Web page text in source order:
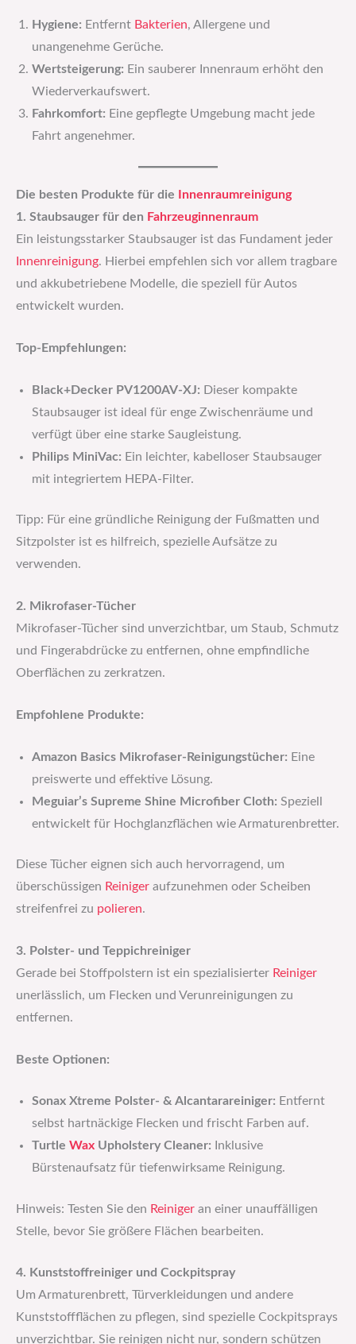
Hygiene: Entfernt Bakterien, Allergene und
unangenehme Gerüche.
Wertsteigerung: Ein sauberer Innenraum erhöht den
Wiederverkaufswert.
Fahrkomfort: Eine gepflegte Umgebung macht jede
Fahrt angenehmer.
Die besten Produkte für die
Innenraumreinigung
1. Staubsauger für den Fahrzeuginnenraum
Ein leistungsstarker Staubsauger ist das Fundament jeder
Innenreinigung. Hierbei empfehlen sich vor allem tragbare
und akkubetriebene Modelle, die speziell für Autos
entwickelt wurden.
Top-Empfehlungen:
Black+Decker PV1200AV-XJ: Dieser kompakte
Staubsauger ist ideal für enge Zwischenräume und
verfügt über eine starke Saugleistung.
Philips MiniVac: Ein leichter, kabelloser Staubsauger
mit integriertem HEPA-Filter.
Tipp: Für eine gründliche Reinigung der Fußmatten und
Sitzpolster ist es hilfreich, spezielle Aufsätze zu
verwenden.
2. Mikrofaser-Tücher
Mikrofaser-Tücher sind unverzichtbar, um Staub, Schmutz
und Fingerabdrücke zu entfernen, ohne empfindliche
Oberflächen zu zerkratzen.
Empfohlene Produkte:
Amazon Basics Mikrofaser-Reinigungstücher: Eine
preiswerte und effektive Lösung.
Meguiar’s Supreme Shine Microfiber Cloth: Speziell
entwickelt für Hochglanzflächen wie Armaturenbretter.
Diese Tücher eignen sich auch hervorragend, um
überschüssigen Reiniger aufzunehmen oder Scheiben
streifenfrei zu polieren.
3. Polster- und Teppichreiniger
Gerade bei Stoffpolstern ist ein spezialisierter Reiniger
unerlässlich, um Flecken und Verunreinigungen zu
entfernen.
Beste Optionen:
Sonax Xtreme Polster- & Alcantarareiniger: Entfernt
selbst hartnäckige Flecken und frischt Farben auf.
Turtle Wax Upholstery Cleaner: Inklusive
Bürstenaufsatz für tiefenwirksame Reinigung.
Hinweis: Testen Sie den Reiniger an einer unauffälligen
Stelle, bevor Sie größere Flächen bearbeiten.
4. Kunststoffreiniger und Cockpitspray
Um Armaturenbrett, Türverkleidungen und andere
Kunststoffflächen zu pflegen, sind spezielle Cockpitsprays
unverzichtbar. Sie reinigen nicht nur, sondern schützen